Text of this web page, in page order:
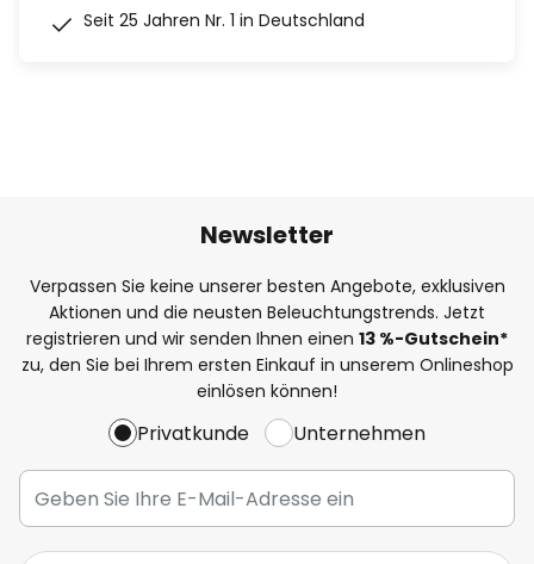
Seit 25 Jahren Nr. 1 in Deutschland
Newsletter
Verpassen Sie keine unserer besten Angebote, exklusiven
Aktionen und die neusten Beleuchtungstrends. Jetzt
registrieren und wir senden Ihnen einen 13 %-Gutschein*
zu, den Sie bei Ihrem ersten Einkauf in unserem Onlineshop
einlösen können!
Privatkunde Unternehmen